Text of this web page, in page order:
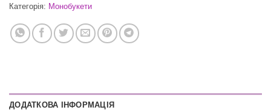
Категорія: Монобукети
ДОДАТКОВА ІНФОРМАЦІЯ